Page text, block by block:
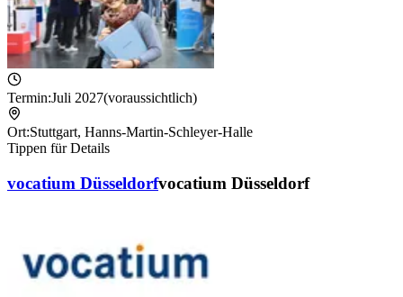
Termin:Juli 2027(voraussichtlich)
Ort:Stuttgart, Hanns-Martin-Schleyer-Halle
Tippen für Details
vocatium Düsseldorfvocatium Düsseldorf